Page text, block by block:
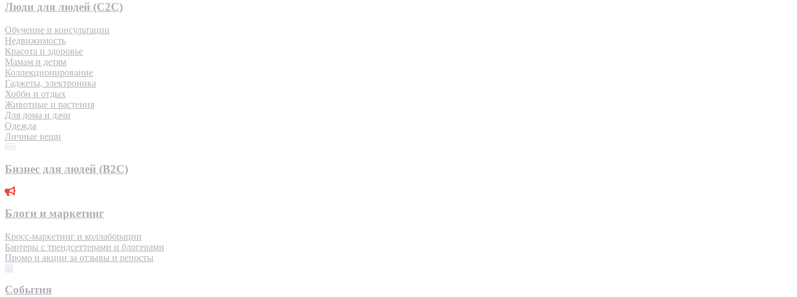
Люди для людей (С2С)
Обучение и консультации
Недвижимость
Красота и здоровье
Мамам и детям
Коллекционирование
Гаджеты, электроника
Хобби и отдых
Животные и растения
Для дома и дачи
Одежда
Личные вещи
Бизнес для людей (B2C)
Блоги и маркетинг
Кросс-маркетинг и коллаборации
Бартеры с трендсеттерами и блогерами
Промо и акции за отзывы и репосты
События